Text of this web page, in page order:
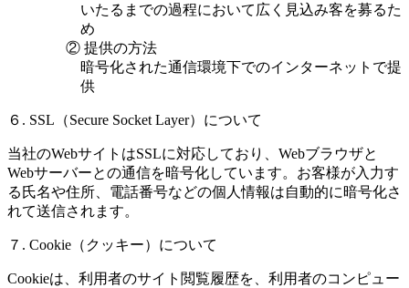
いたるまでの過程において広く見込み客を募るた
め
② 提供の方法
暗号化された通信環境下でのインターネットで提
供
６. SSL（Secure Socket Layer）について
当社のWebサイトはSSLに対応しており、Webブラウザと
Webサーバーとの通信を暗号化しています。お客様が入力す
る氏名や住所、電話番号などの個人情報は自動的に暗号化さ
れて送信されます。
７. Cookie（クッキー）について
Cookieは、利用者のサイト閲覧履歴を、利用者のコンピュー